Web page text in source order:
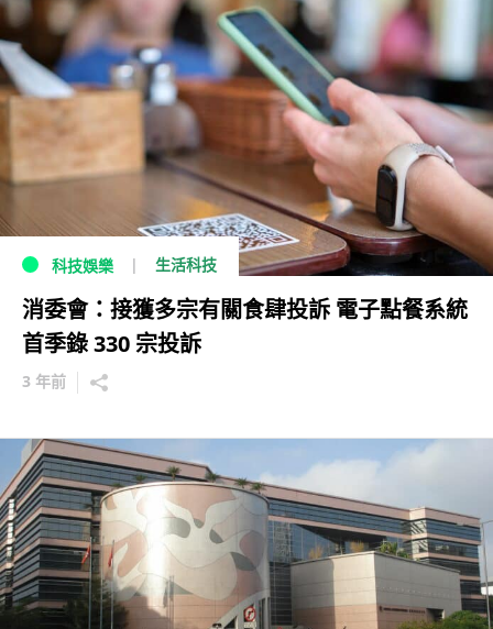
科技娛樂 生活科技
消委會：接獲多宗有關食肆投訴 電子點餐系統
首季錄 330 宗投訴
3 年前